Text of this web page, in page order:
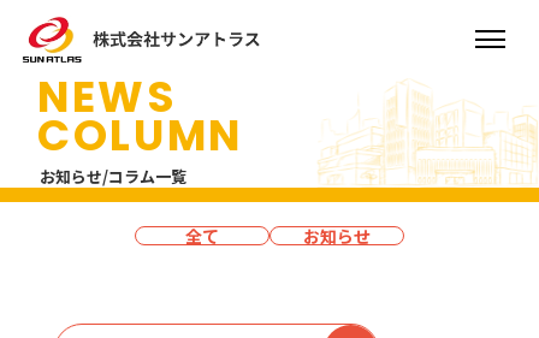
NEWS
COLUMN
お知らせ/コラム一覧
全て お知らせ